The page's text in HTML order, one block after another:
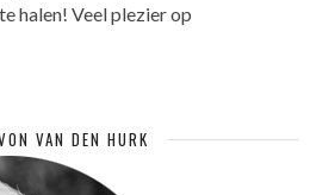
halen! Veel plezier op
VAN DEN HURK